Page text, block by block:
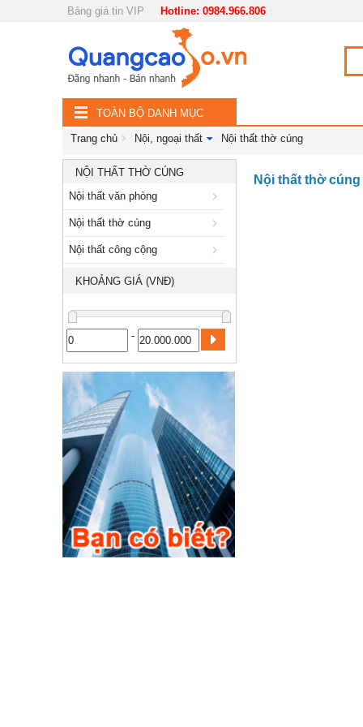
Bảng giá tin VIP Hotline: 0984.966.806
Nội, ngoại thất
Đồ gia dụng
Điện thoại, Viễn thông
Nhà và Đất
Dịch vụ
Công nghiệp, xây dựng
TOÀN BỘ DANH MỤC
Trang chủ Nội, ngoại thất Nội thất thờ cúng
NỘI THẤT THỜ CÚNG
Nội thất văn phòng
Nội thất thờ cúng
Nội thất công cộng
KHOẢNG GIÁ (VNĐ)
-
Nội thất thờ cúng